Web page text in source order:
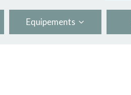
Equipements